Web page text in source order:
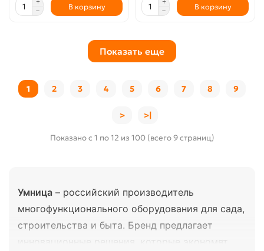
В корзину В корзину
Показать еще
1 2 3 4 5 6 7 8 9
> >|
Показано с 1 по 12 из 100 (всего 9 страниц)
Умница – российский производитель
многофункционального оборудования для сада,
строительства и быта. Бренд предлагает